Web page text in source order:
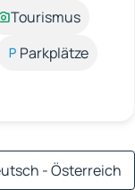
Tourismus
Parkplätze
- Österreich